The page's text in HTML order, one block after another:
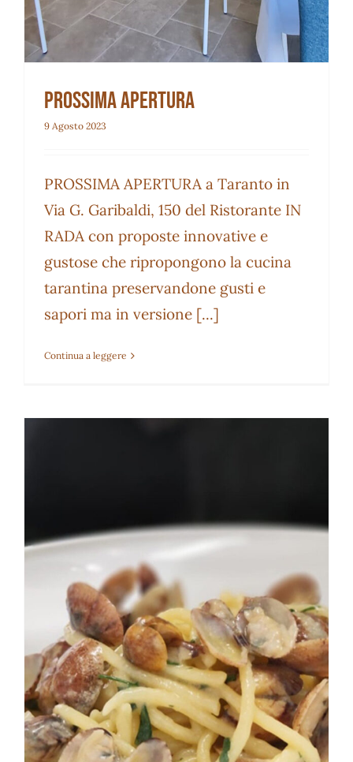
Prossima Apertura
9 Agosto 2023
PROSSIMA APERTURA a Taranto in
Via G. Garibaldi, 150 del Ristorante IN
RADA con proposte innovative e
gustose che ripropongono la cucina
tarantina preservandone gusti e
sapori ma in versione [...]
Continua a leggere
Sinfonia tra i due mari